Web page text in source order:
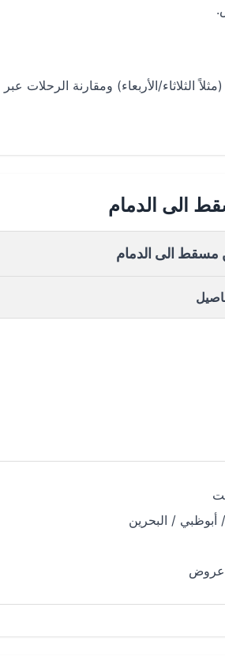
الأربعاء) ومقارنة الرحلات
الى الدمام
مسقط الى الدمام
/ البحرين
عروض